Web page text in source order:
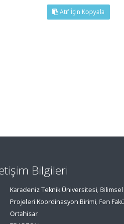
Atıf İçin Kopyala
Bilgileri
Karadeniz Teknik Üniversitesi, Bilimsel
Projeleri Koordinasyon Birimi, Fen
Ortahisar